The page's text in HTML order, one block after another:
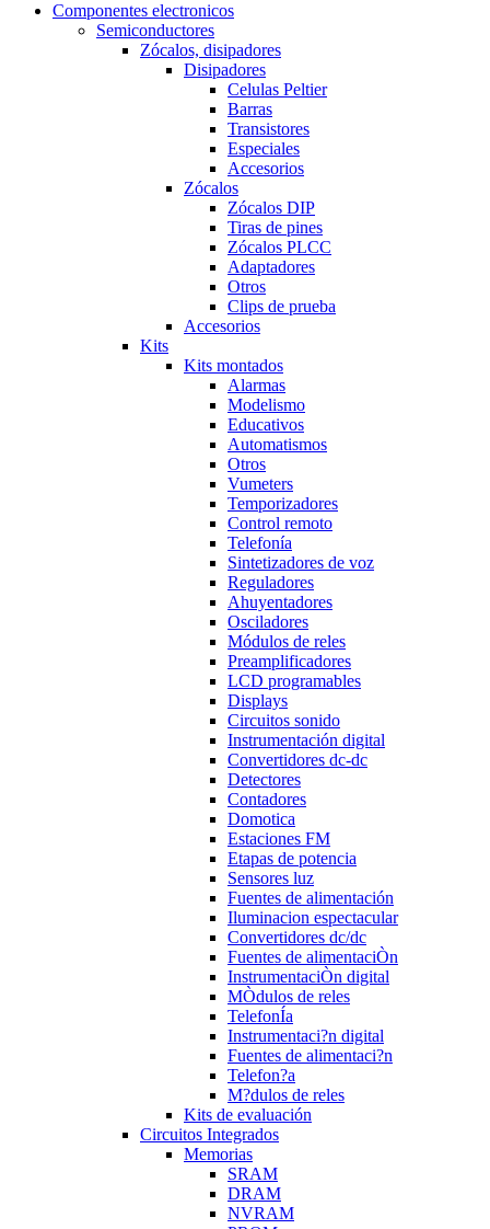
Componentes electronicos
Semiconductores
Zócalos, disipadores
Disipadores
Celulas Peltier
Barras
Transistores
Especiales
Accesorios
Zócalos
Zócalos DIP
Tiras de pines
Zócalos PLCC
Adaptadores
Otros
Clips de prueba
Accesorios
Kits
Kits montados
Alarmas
Modelismo
Educativos
Automatismos
Otros
Vumeters
Temporizadores
Control remoto
Telefonía
Sintetizadores de voz
Reguladores
Ahuyentadores
Osciladores
Módulos de reles
Preamplificadores
LCD programables
Displays
Circuitos sonido
Instrumentación digital
Convertidores dc-dc
Detectores
Contadores
Domotica
Estaciones FM
Etapas de potencia
Sensores luz
Fuentes de alimentación
Iluminacion espectacular
Convertidores dc/dc
Fuentes de alimentaciÒn
InstrumentaciÒn digital
MÒdulos de reles
TelefonÍa
Instrumentaci?n digital
Fuentes de alimentaci?n
Telefon?a
M?dulos de reles
Kits de evaluación
Circuitos Integrados
Memorias
SRAM
DRAM
NVRAM